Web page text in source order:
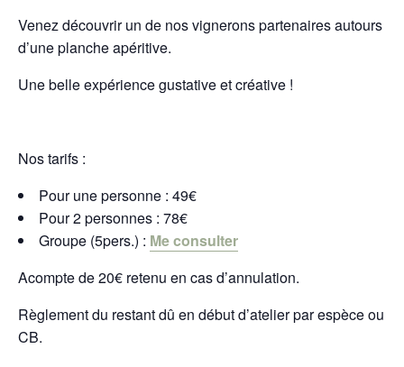
Venez découvrir un de nos vignerons partenaires autours
d’une planche apéritive.
Une belle expérience gustative et créative !
Nos tarifs :
Pour une personne : 49€
Pour 2 personnes : 78€
Groupe (5pers.) : Me consulter
Acompte de 20€ retenu en cas d’annulation.
Règlement du restant dû en début d’atelier par espèce ou
CB.